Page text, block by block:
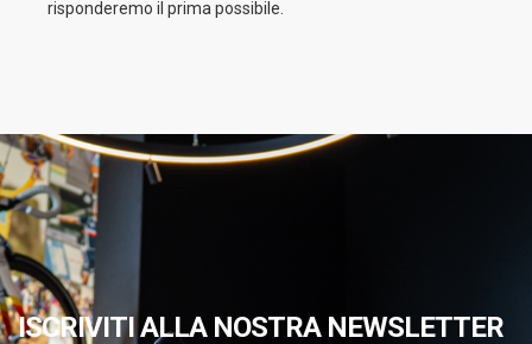
risponderemo il prima possibile.
ISCRIVITI ALLA NOSTRA NEWSLETTER